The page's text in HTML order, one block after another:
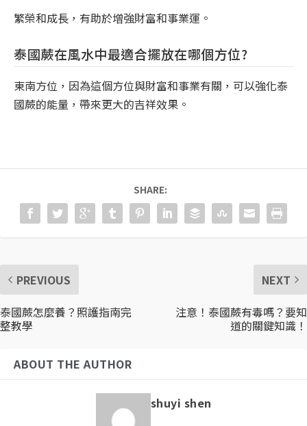
繁榮和成長，有助於增強財富和事業運。
泰國蕨在風水中最適合擺放在哪個方位?
東南方位，因為這個方位與財富和事業有關，可以強化泰
國蕨的能量，帶來更大的吉祥效果。
SHARE:
PREVIOUS
泰國蕨怎麼養？照護指南完
整教學
NEXT
注意！泰國蕨有毒嗎？要知
道的關鍵知識！
ABOUT THE AUTHOR
shuyi shen